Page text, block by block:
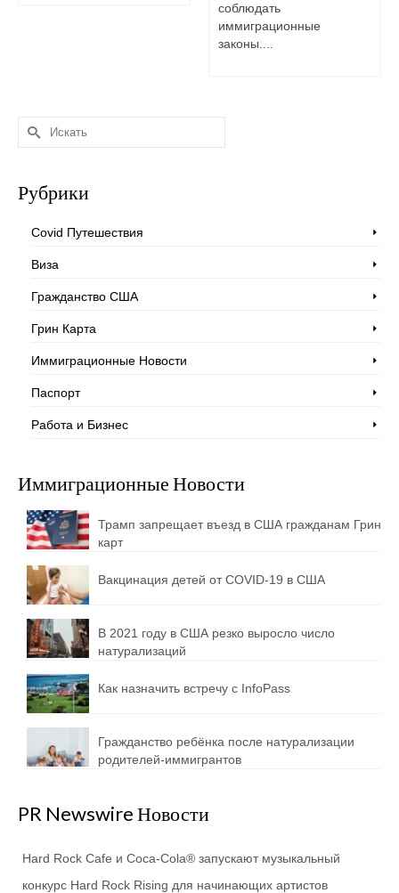
соблюдать
иммиграционные
законы....
Искать:
Рубрики
Covid Путешествия
Виза
Гражданство США
Грин Карта
Иммиграционные Новости
Паспорт
Работа и Бизнес
Иммиграционные Новости
Трамп запрещает въезд в США гражданам Грин
карт
Вакцинация детей от COVID-19 в США
В 2021 году в США резко выросло число
натурализаций
Как назначить встречу с InfoPass
Гражданство ребёнка после натурализации
родителей-иммигрантов
PR Newswire Новости
Hard Rock Cafe и Coca-Cola® запускают музыкальный
конкурс Hard Rock Rising для начинающих артистов